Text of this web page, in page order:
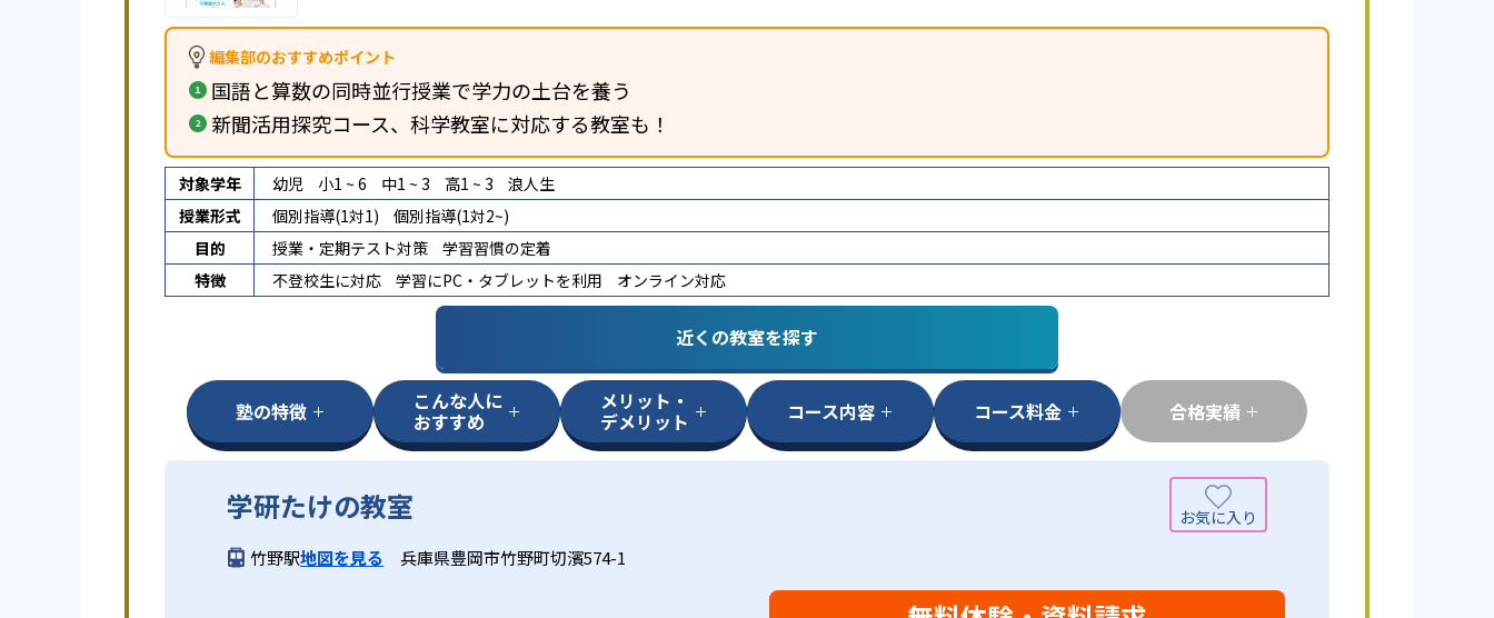
編集部のおすすめポイント
国語と算数の同時並行授業で学力の土台を養う
新聞活用探究コース、科学教室に対応する教室も！
対象学年 幼児 小1 ~ 6 中1 ~ 3 高1 ~ 3
浪人生
授業形式
個別指導(1対1)
個別指導(1対2~)
目的
授業・定期テスト対策
学習習慣の定着
特徴
不登校生に対応 学習にPC・タブレットを利用 オンライン対応
近くの教室を探す
塾の特徴 こんな人に
おすすめ
メリット・
デメリット コース内容 コース料金 合格実績
学研たけの教室
竹野駅地図を見る 兵庫県豊岡市竹野町切濱574-1